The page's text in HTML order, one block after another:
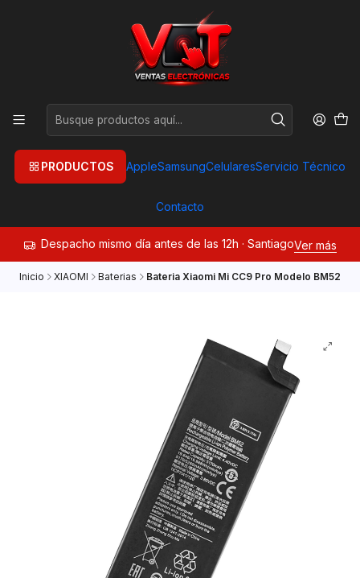
PRODUCTOS AppleSamsungCelularesServicio Técnico
Contacto
Despacho mismo día antes de las 12h · SantiagoVer más
Inicio XIAOMI Baterias Bateria Xiaomi Mi CC9 Pro Modelo BM52